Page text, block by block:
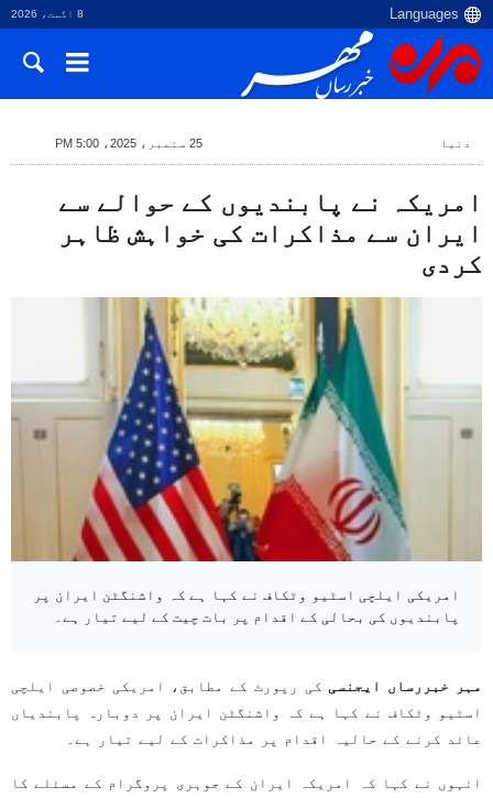
8 اگست، 2026
دنیا 25 ستمبر، 2025، 5:00 PM
امریکہ نے پابندیوں کے حوالے سے
ایران سے مذاکرات کی خواہش ظاہر
کردی
امریکی ایلچی اسٹیو وٹکاف نے کہا ہے کہ واشنگٹن ایران پر
پابندیوں کی بحالی کے اقدام پر بات چیت کے لیے تیار ہے۔
مہر خبررساں ایجنسی کی رپورٹ کے مطابق، امریکی خصوصی ایلچی
اسٹیو وٹکاف نے کہا ہے کہ واشنگٹن ایران پر دوبارہ پابندیاں
عائد کرنے کے حالیہ اقدام پر مذاکرات کے لیے تیار ہے۔
انہوں نے کہا کہ امریکہ ایران کے جوہری پروگرام کے مسئلے کا